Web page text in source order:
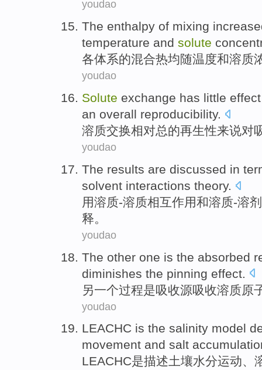
youdao
The enthalpy of mixing
temperature and solute
各体系的混合热均随温度和溶质
youdao
Solute exchange has little effect
an overall reproducibility.
溶质交换相对总的再生性来说对
youdao
The results are discussed in
solvent interactions theory.
用溶质-溶质相互作用和溶质-溶
释。
youdao
The other one is the absorbed
diminishes the pinning effect
另一个过程是吸收源吸收溶质原
youdao
LEACHC is the salinity model
movement and salt
LEACHC是描述土壤水分运动、